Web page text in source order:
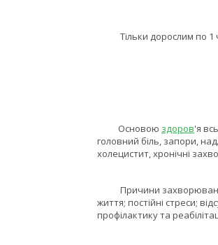
Тільки дорослим по 1
Основою здоров'я
головний біль, запори,
холецистит, хронічні
Причини захворювань
життя; постійні стреси;
профілактику та